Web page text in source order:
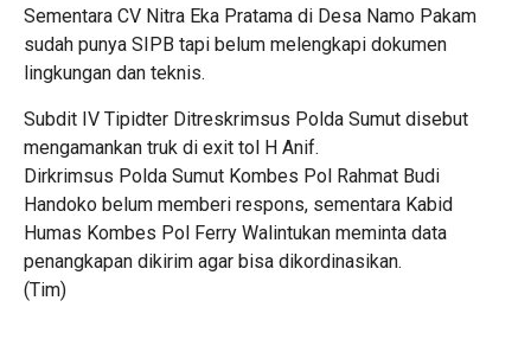
Sementara CV Nitra Eka Pratama di Desa Namo Pakam
sudah punya SIPB tapi belum melengkapi dokumen
lingkungan dan teknis.
Subdit IV Tipidter Ditreskrimsus Polda Sumut disebut
mengamankan truk di exit tol H Anif.
Dirkrimsus Polda Sumut Kombes Pol Rahmat Budi
Handoko belum memberi respons, sementara Kabid
Humas Kombes Pol Ferry Walintukan meminta data
penangkapan dikirim agar bisa dikordinasikan.
(Tim)